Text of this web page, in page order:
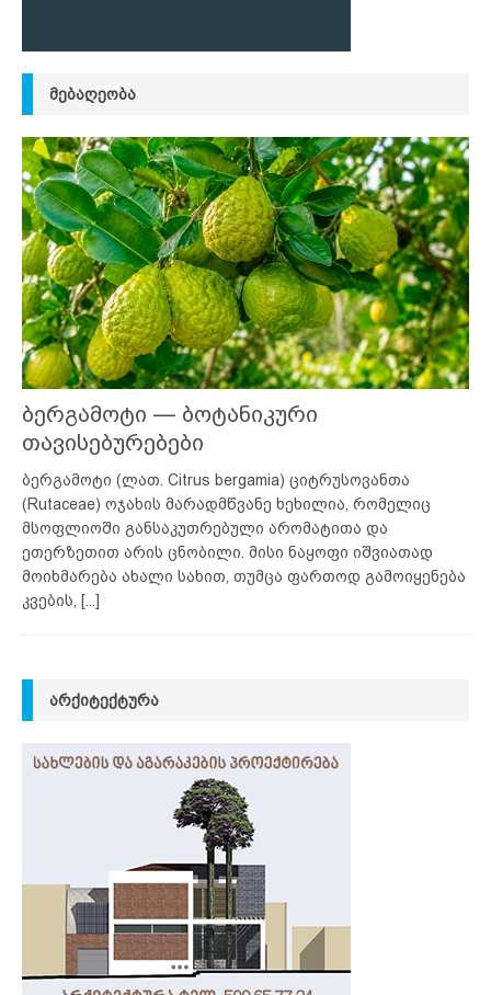
ᲛᲔᲑᲐᲦᲔᲝᲑᲐ
ბერგამოტი — ბოტანიკური
თავისებურებები
ბერგამოტი (ლათ. Citrus bergamia) ციტრუსოვანთა
(Rutaceae) ოჯახის მარადმწვანე ხეხილია, რომელიც
მსოფლიოში განსაკუთრებული არომატითა და
ეთერზეთით არის ცნობილი. მისი ნაყოფი იშვიათად
მოიხმარება ახალი სახით, თუმცა ფართოდ გამოიყენება
კვების,
[...]
ᲐᲠᲥᲘᲢᲔᲥᲢᲣᲠᲐ